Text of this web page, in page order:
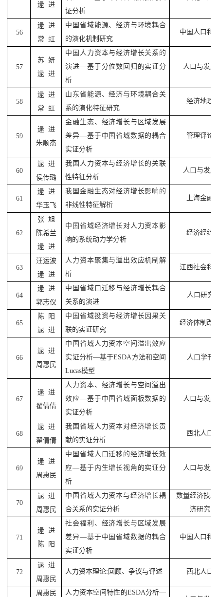
逯 进
证分析
56
逯 进
常 虹
中国省域能源、经济与环境耦合
的演化机制研究
中国人口科
57
苏 妍
逯 进
中国人力资本与经济增长关系的
演进—基于分位数回归的实证分
析
人口与发展
58
逯 进
常 虹
山东省能源、经济与环境耦合关
系的演化特征研究
经济地理
59
逯 进
朱顺杰
金融生态、经济增长与区域发展
差异—基于中国省域数据的耦合
实证分析
管理评论
60
逯 进
侯传璐
我国人力资本与经济增长的关联
性特征分析
人口与发展
61
逯 进
华玉飞
我国金融生态对经济增长影响的
非线性特征解析
上海金融
62
张 旭
陈希兰
逯 进
中国省域经济增长对人力资本影
响的系统动力学分析
经济经纬
63
汪运波
逯 进
人力资本聚集与溢出效应机制解
析
江西社会科
64
逯 进
郭志仪
中国省域口迁移与经济增长耦合
关系的演进
人口研究
65
陈
阳
逯 进
中国省域投资与经济增长因果关
联的实证研究
经济体制改
66
逯 进
周惠民
中国省域人力资本空间溢出效应
实证分析—基于ESDA方法和空间
Lucas模型
人口学刊
67
逯 进
翟倩倩
人力资本、经济增长与空间溢出
效应—基于中国省域面板数据的
实证分析
人口与发展
68
逯 进
翟倩倩
我国省域人力资本对经济增长贡
献的实证分析
西北人口
69
逯 进
周惠民
中国省域人口迁移的经济增长效
应—基于内生增长视角的实证分
析
人口与发展
70
逯 进
周惠民
中国省域人力资本与经济增长耦
合关系的实证分析
数量经济技
济研究
71
逯 进
陈
阳
社会福利、经济增长与区域发展
差异—基于中国省域数据的耦合
实证分析
中国人口科
72
逯 进
周惠民
人力资本理论: 回顾、争议与评述 西北人口
周惠民
人力资本空间特性的ESDA分析—